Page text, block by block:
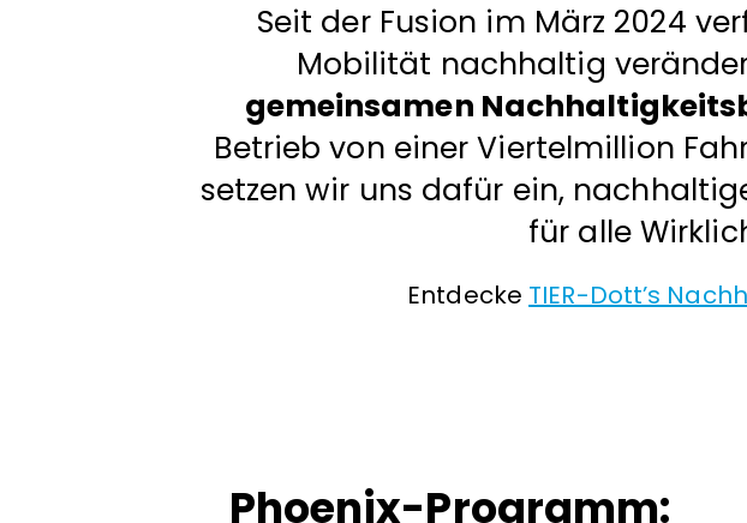
Seit der Fusion im März 2024
Mobilität nachhaltig
gemeinsamen
Betrieb von einer Viertelmillion
setzen wir uns dafür ein,
für alle
Entdecke TIER-Dott’s
Phoenix-Programm: